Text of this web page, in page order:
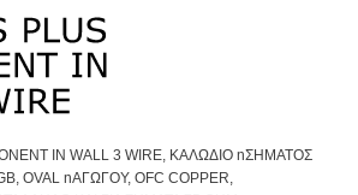
IN WALL 3 WIRE, ΚΑΛΩΔΙΟ nΣΗΜΑΤΟΣ
OVAL nΑΓΩΓΟΥ, OFC COPPER,